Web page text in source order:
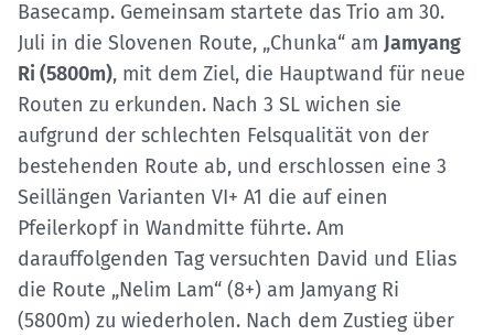
Basecamp. Gemeinsam startete das Trio am 30.
Juli in die Slovenen Route, „Chunka“ am Jamyang
Ri (5800m), mit dem Ziel, die Hauptwand für neue
Routen zu erkunden. Nach 3 SL wichen sie
aufgrund der schlechten Felsqualität von der
bestehenden Route ab, und erschlossen eine 3
Seillängen Varianten VI+ A1 die auf einen
Pfeilerkopf in Wandmitte führte. Am
darauffolgenden Tag versuchten David und Elias
die Route „Nelim Lam“ (8+) am Jamyang Ri
(5800m) zu wiederholen. Nach dem Zustieg über